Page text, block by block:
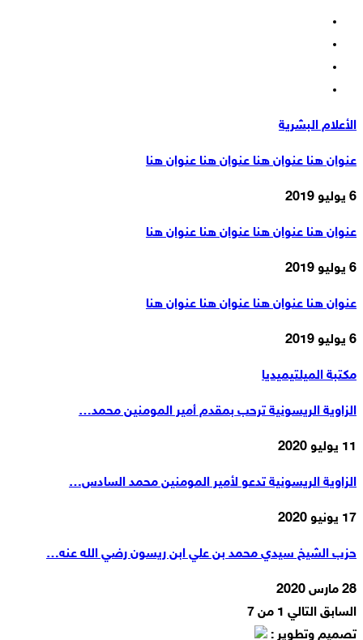
الأعلام البشرية
عنوان هنا عنوان هنا عنوان هنا عنوان هنا
6 يوليو 2019
عنوان هنا عنوان هنا عنوان هنا عنوان هنا
6 يوليو 2019
عنوان هنا عنوان هنا عنوان هنا عنوان هنا
6 يوليو 2019
مكتبة الميلتيميديا
الزاوية الريسونية ترحب بمقدم أمير المومنين محمد…
11 يوليو 2020
الزاوية الريسونية تدعو لأمير المومنين محمد السادس…
17 يونيو 2020
حزب الشيخ سيدي محمد بن علي ابن ريسون رضي الله عنه…
28 مارس 2020
السابق التالي 1 من 7
تصميم وتطوير :